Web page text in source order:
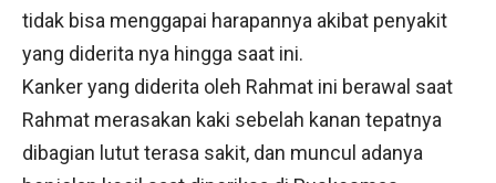
tidak bisa menggapai harapannya akibat penyakit
yang diderita nya hingga saat ini.
Kanker yang diderita oleh Rahmat ini berawal saat
Rahmat merasakan kaki sebelah kanan tepatnya
dibagian lutut terasa sakit, dan muncul adanya